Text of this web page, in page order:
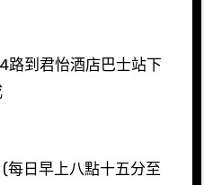
路到君怡酒店巴士站下
每日早上八點十五分至